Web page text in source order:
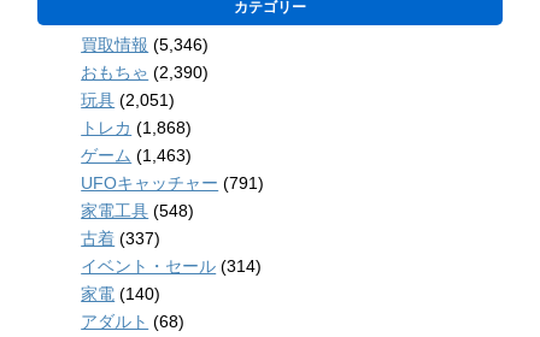
カテゴリー
買取情報 (5,346)
おもちゃ (2,390)
玩具 (2,051)
トレカ (1,868)
ゲーム (1,463)
UFOキャッチャー (791)
家電工具 (548)
古着 (337)
イベント・セール (314)
家電 (140)
アダルト (68)